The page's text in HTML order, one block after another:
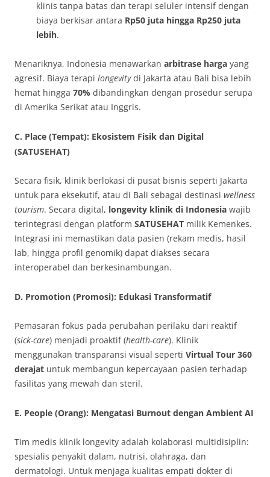
klinis tanpa batas dan terapi seluler intensif dengan
biaya berkisar antara Rp50 juta hingga Rp250 juta
lebih.
Menariknya, Indonesia menawarkan arbitrase harga yang
agresif. Biaya terapi longevitydi Jakarta atau Bali bisa lebih
hemat hingga 70% dibandingkan dengan prosedur serupa
di Amerika Serikat atau Inggris.
C. Place (Tempat): Ekosistem Fisik dan Digital
(SATUSEHAT)
Secara fisik, klinik berlokasi di pusat bisnis seperti Jakarta
untuk para eksekutif, atau di Bali sebagai destinasi wellness
tourism. Secara digital, longevity klinik di Indonesia wajib
terintegrasi dengan platform SATUSEHAT milik Kemenkes.
Integrasi ini memastikan data pasien (rekam medis, hasil
lab, hingga profil genomik) dapat diakses secara
interoperabel dan berkesinambungan.
D. Promotion (Promosi): Edukasi Transformatif
Pemasaran fokus pada perubahan perilaku dari reaktif
(sick-care) menjadi proaktif (health-care). Klinik
menggunakan transparansi visual seperti Virtual Tour 360
derajat untuk membangun kepercayaan pasien terhadap
fasilitas yang mewah dan steril.
E. People (Orang): Mengatasi Burnout dengan Ambient AI
Tim medis klinik longevity adalah kolaborasi multidisiplin:
spesialis penyakit dalam, nutrisi, olahraga, dan
dermatologi. Untuk menjaga kualitas empati dokter di